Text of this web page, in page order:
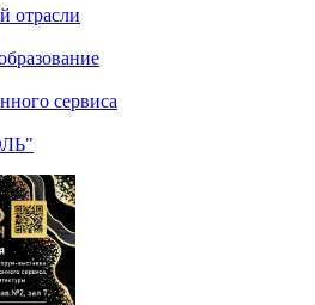
отрасли
сервиса